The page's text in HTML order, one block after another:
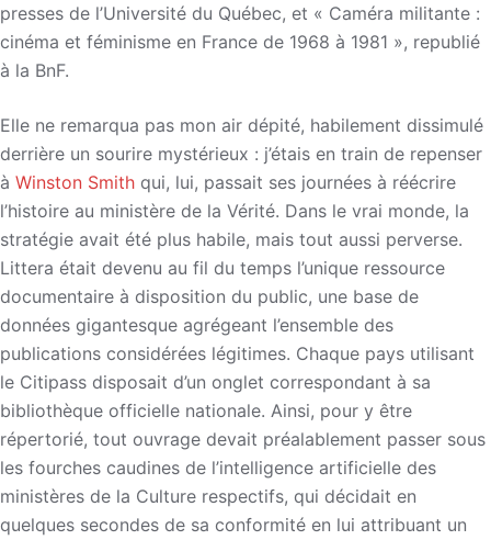
presses de l’Université du Québec, et « Caméra militante :
cinéma et féminisme en France de 1968 à 1981 », republié
à la BnF.
Elle ne remarqua pas mon air dépité, habilement dissimulé
derrière un sourire mystérieux : j’étais en train de repenser
à Winston Smith qui, lui, passait ses journées à réécrire
l’histoire au ministère de la Vérité. Dans le vrai monde, la
stratégie avait été plus habile, mais tout aussi perverse.
Littera était devenu au fil du temps l’unique ressource
documentaire à disposition du public, une base de
données gigantesque agrégeant l’ensemble des
publications considérées légitimes. Chaque pays utilisant
le Citipass disposait d’un onglet correspondant à sa
bibliothèque officielle nationale. Ainsi, pour y être
répertorié, tout ouvrage devait préalablement passer sous
les fourches caudines de l’intelligence artificielle des
ministères de la Culture respectifs, qui décidait en
quelques secondes de sa conformité en lui attribuant un